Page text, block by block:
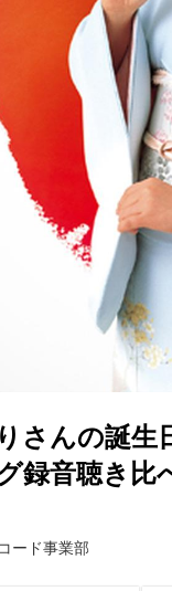
さんの誕生
録音聴き比
ード事業部